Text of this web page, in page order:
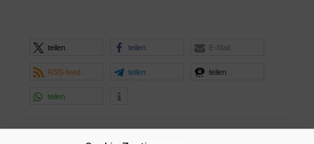
teilen teilen E-Mail
RSS-feed teilen teilen
teilen